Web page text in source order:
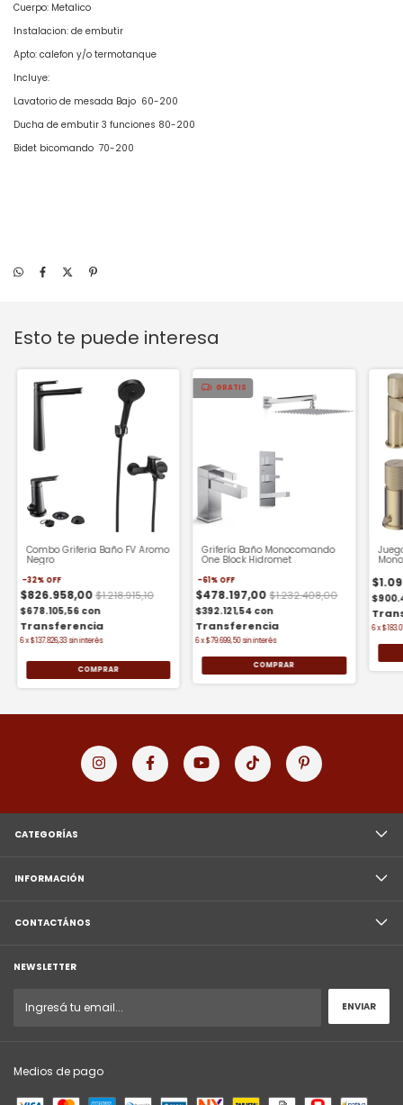
Cuerpo: Metalico
Instalacion: de embutir
Apto: calefon y/o termotanque
Incluye:
Lavatorio de mesada Bajo 60-200
Ducha de embutir 3 funciones 80-200
Bidet bicomando 70-200
Esto te puede interesa
Combo Griferia Baño FV Aromo
Negro
-32%OFF
$826.958,00$1.218.915,10
$678.105,56 con
6x$137.826,33 sin interés
GRATIS
Grifería Baño Monocomando
One Block Hidromet
-61%OFF
$478.197,00$1.232.408,00
$392.121,54 con
6x$79.699,50sin interés
COMPRAR
6x
CATEGORÍAS
INFORMACIÓN
CONTACTÁNOS
NEWSLETTER
Medios de pago